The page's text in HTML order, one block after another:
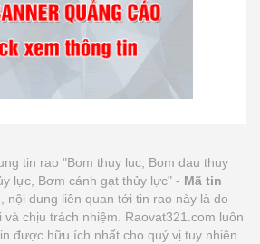
tin rao "Bom thuy luc, Bom dau thuy
lực, Bơm cánh gạt thủy lực" - Mã tin
nội dung liên quan tới tin rao này là do
chịu trách nhiệm. Raovat321.com luôn
được hữu ích nhất cho quý vị tuy nhiên